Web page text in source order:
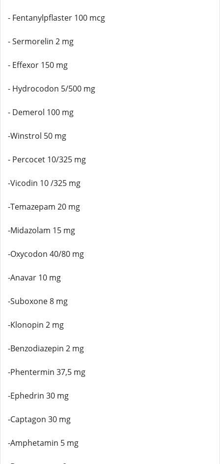
- Fentanylpflaster 100 mcg
- Sermorelin 2 mg
- Effexor 150 mg
- Hydrocodon 5/500 mg
- Demerol 100 mg
-Winstrol 50 mg
- Percocet 10/325 mg
-Vicodin 10 /325 mg
-Temazepam 20 mg
-Midazolam 15 mg
-Oxycodon 40/80 mg
-Anavar 10 mg
-Suboxone 8 mg
-Klonopin 2 mg
-Benzodiazepin 2 mg
-Phentermin 37,5 mg
-Ephedrin 30 mg
-Captagon 30 mg
-Amphetamin 5 mg